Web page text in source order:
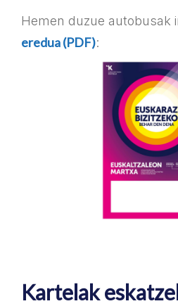
Hemen duzue autobusak
eredua (PDF):
Kartelak